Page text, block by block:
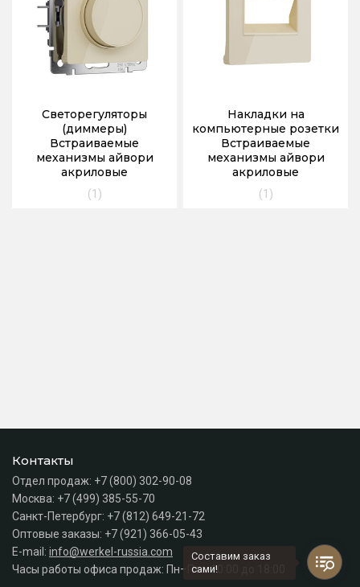
Светорегуляторы
(диммеры)
Встраиваемые
механизмы айвори
акриловые
(1)
Накладки на
компьютерные розетки
Встраиваемые
механизмы айвори
акриловые
(1)
Контакты
Отдел продаж: +7 (800) 302-90-08
Москва: +7 (499) 385-55-70
Санкт-Петербург: +7 (812) 649-21-72
Оптовые заказы: +7 (921) 366-05-43
E-mail: info@werkel-russia.com
Часы работы офиса продаж: Пн–Пт с 10:00 до 18:00
Составим заказ
сами!